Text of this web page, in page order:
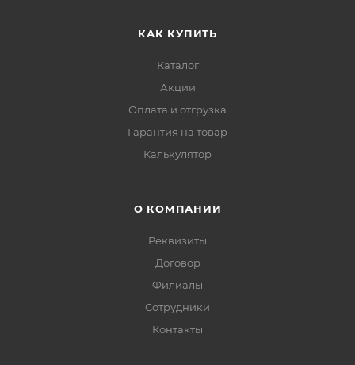
КАК КУПИТЬ
Каталог
Акции
Оплата и отгрузка
Гарантия на товар
Калькулятор
О КОМПАНИИ
Реквизиты
Договор
Филиалы
Сотрудники
Контакты